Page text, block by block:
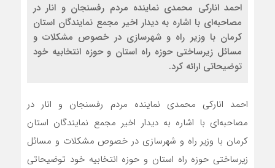
احمد انارکی محمدی نماینده مردم رفسنجان و انار در
مصاحبه‌ای با اشاره به دیدار اخیر مجمع نمایندگان استان
کرمان با وزیر راه و شهرسازی در خصوص مشکلات و
مسائل زیرساختی حوزه راه استان و حوزه انتخابیه خود
توضیحاتی ارائه کرد.
احمد انارکی محمدی نماینده مردم رفسنجان و انار در
مصاحبه‌ای با اشاره به دیدار اخیر مجمع نمایندگان استان
کرمان با وزیر راه و شهرسازی در خصوص مشکلات و مسائل
زیرساختی حوزه راه استان و حوزه انتخابیه خود توضیحاتی